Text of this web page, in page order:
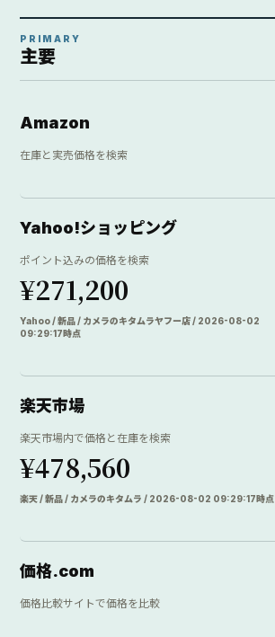
PRIMARY
主要
Amazon
在庫と実売価格を検索
Yahoo!ショッピング
ポイント込みの価格を検索
¥271,200
Yahoo / 新品 / カメラのキタムラヤフー店 / 2026-08-02
09:29:17時点
楽天市場
楽天市場内で価格と在庫を検索
¥478,560
楽天 / 新品 / カメラのキタムラ / 2026-08-02 09:29:17時点
価格.com
価格比較サイトで価格を比較